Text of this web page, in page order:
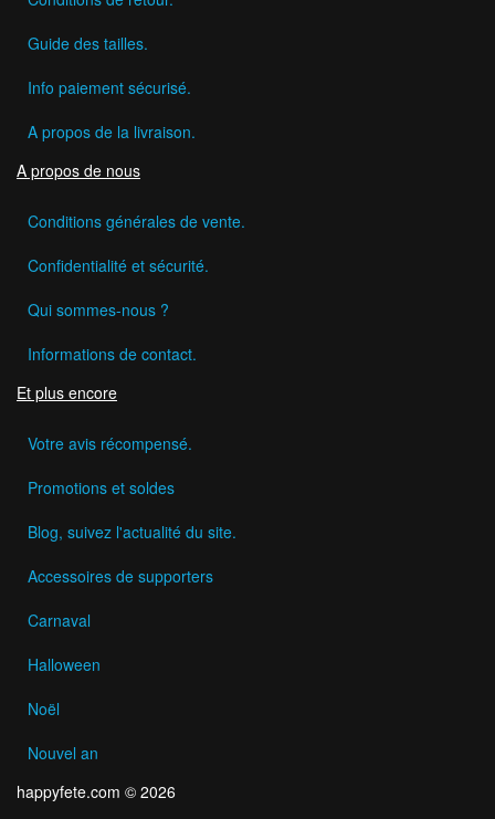
Guide des tailles.
Info paiement sécurisé.
A propos de la livraison.
A propos de nous
Conditions générales de vente.
Confidentialité et sécurité.
Qui sommes-nous ?
Informations de contact.
Et plus encore
Votre avis récompensé.
Promotions et soldes
Blog, suivez l'actualité du site.
Accessoires de supporters
Carnaval
Halloween
Noël
Nouvel an
happyfete.com © 2026